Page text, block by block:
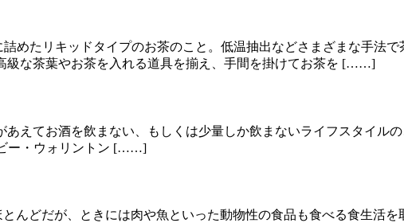
めたリキッドタイプのお茶のこと。低温抽出などさまざまな手法
級な茶葉やお茶を入れる道具を揃え、手間を掛けてお茶を [……]
えてお酒を飲まない、もしくは少量しか飲まないライフスタイル
ー・ウォリントン [……]
んどだが、ときには肉や魚といった動物性の食品も食べる食生活を